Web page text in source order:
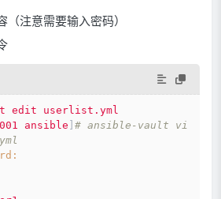
注意需要输入密码）
edit
userlist.yml
ansible # ansible-vault vi